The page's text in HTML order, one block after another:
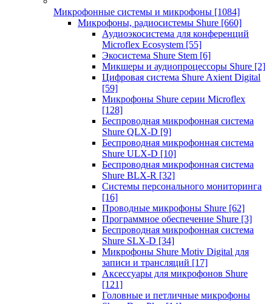
Микрофонные системы и микрофоны [1084]
Микрофоны, радиосистемы Shure [660]
Аудиоэкосистема для конференций
Microflex Ecosystem [55]
Экосистема Shure Stem [6]
Микшеры и аудиопроцессоры Shure [2]
Цифровая система Shure Axient Digital
[59]
Микрофоны Shure серии Microflex
[128]
Беспроводная микрофонная система
Shure QLX-D [9]
Беспроводная микрофонная система
Shure ULX-D [10]
Беспроводная микрофонная система
Shure BLX-R [32]
Системы персонального мониторинга
[16]
Проводные микрофоны Shure [62]
Программное обеспечение Shure [3]
Беспроводная микрофонная система
Shure SLX-D [34]
Микрофоны Shure Motiv Digital для
записи и трансляций [17]
Аксессуары для микрофонов Shure
[121]
Головные и петличные микрофоны